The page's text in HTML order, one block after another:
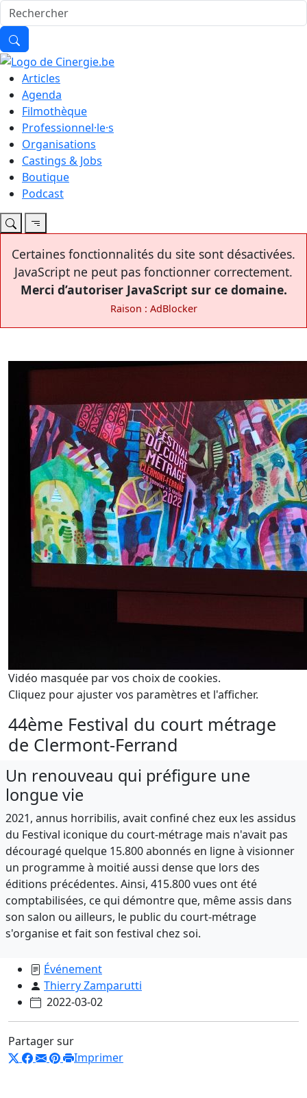
Articles
Agenda
Filmothèque
Professionnel·le·s
Organisations
Castings & Jobs
Boutique
Podcast
Certaines fonctionnalités du site sont désactivées.
JavaScript ne peut pas fonctionner correctement.
Merci d’autoriser JavaScript sur ce domaine.
Raison : AdBlocker
Vidéo masquée par vos choix de cookies.
Cliquez pour ajuster vos paramètres et l'afficher.
44ème Festival du court métrage
de Clermont-Ferrand
Un renouveau qui préfigure une
longue vie
2021, annus horribilis, avait confiné chez eux les assidus
du Festival iconique du court-métrage mais n'avait pas
découragé quelque 15.800 abonnés en ligne à visionner
un programme à moitié aussi dense que lors des
éditions précédentes. Ainsi, 415.800 vues ont été
comptabilisées, ce qui démontre que, même assis dans
son salon ou ailleurs, le public du court-métrage
s'organise et fait son festival chez soi.
Événement
Thierry Zamparutti
2022-03-02
Partager sur
Imprimer